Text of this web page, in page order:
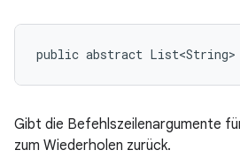
public abstract List<String>
Gibt die Befehlszeilenargumente
zum Wiederholen zurück.